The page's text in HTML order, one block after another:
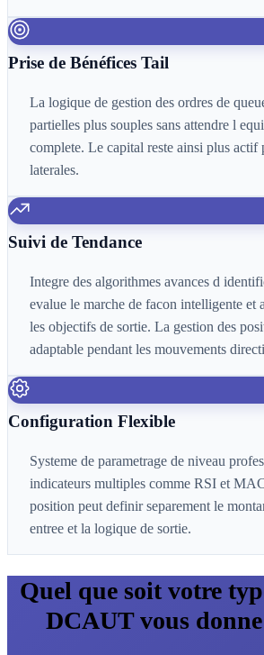
Prise de Bénéfices Tail
La logique de gestion des ordres de
partielles plus souples sans attendre l
complete. Le capital reste ainsi plus actif
laterales.
Suivi de Tendance
Integre des algorithmes avances d
evalue le marche de facon intelligente et
les objectifs de sortie. La gestion des
adaptable pendant les mouvements
Configuration Flexible
Systeme de parametrage de niveau
indicateurs multiples comme RSI et
position peut definir separement le
entree et la logique de sortie.
Quel que soit votre
DCAUT vous donne